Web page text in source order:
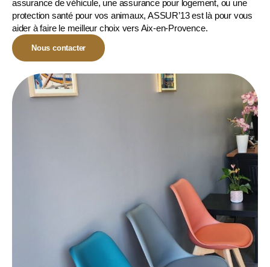
assurance de véhicule, une assurance pour logement, ou une
protection santé pour vos animaux, ASSUR’13 est là pour vous
aider à faire le meilleur choix vers Aix-en-Provence.
Nous contacter